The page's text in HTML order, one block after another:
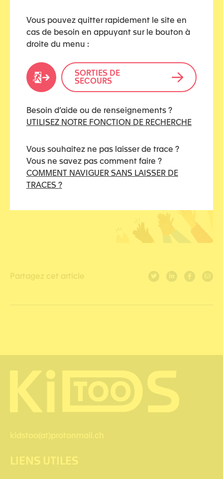
Vous pouvez quitter rapidement le site en
cas de besoin en appuyant sur le bouton à
droite du menu :
SORTIES DE
SECOURS
Besoin d’aide ou de renseignements ?
UTILISEZ NOTRE FONCTION DE RECHERCHE
Vous souhaitez ne pas laisser de trace ?
Vous ne savez pas comment faire ?
COMMENT NAVIGUER SANS LAISSER DE
TRACES ?
Partagez cet article
kidstoo(at)protonmail.ch
LIENS UTILES